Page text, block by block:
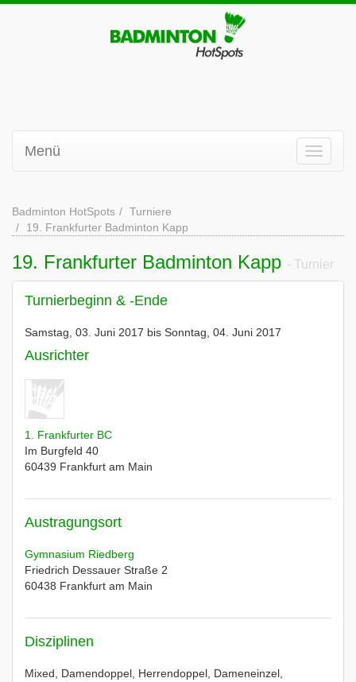
Menü
Badminton HotSpots
Turniere
19. Frankfurter Badminton Kapp
19. Frankfurter Badminton Kapp - Turnier
Turnierbeginn & -Ende
Samstag, 03. Juni 2017 bis Sonntag, 04. Juni 2017
Ausrichter
1. Frankfurter BC
Im Burgfeld 40
60439 Frankfurt am Main
Austragungsort
Gymnasium Riedberg
Friedrich Dessauer Straße 2
60438 Frankfurt am Main
Disziplinen
Mixed, Damendoppel, Herrendoppel, Dameneinzel,